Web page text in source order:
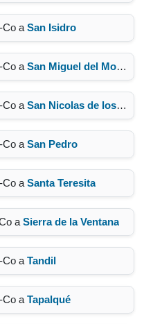
Co a San Isidro
Co a San Miguel del Monte
Co a San Nicolas de los Arroyos
Co a San Pedro
Co a Santa Teresita
a Sierra de la Ventana
Co a Tandil
Co a Tapalqué